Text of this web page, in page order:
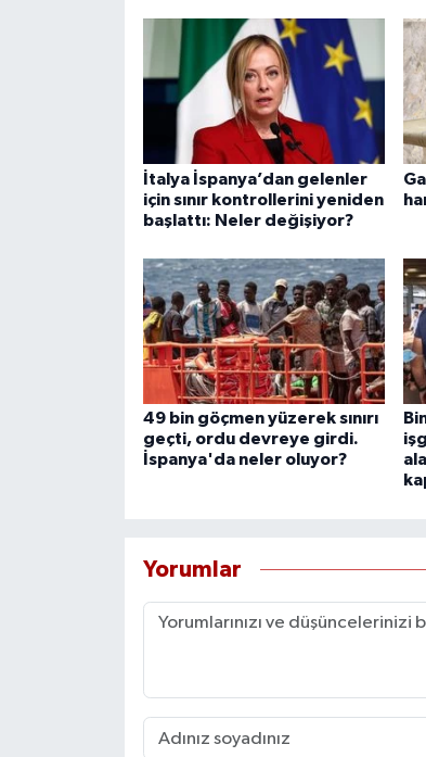
İtalya İspanya’dan gelenler
için sınır kontrollerini yeniden
başlattı: Neler değişiyor?
49 bin göçmen yüzerek sınırı
geçti, ordu devreye girdi.
İspanya'da neler oluyor?
Yorumlar